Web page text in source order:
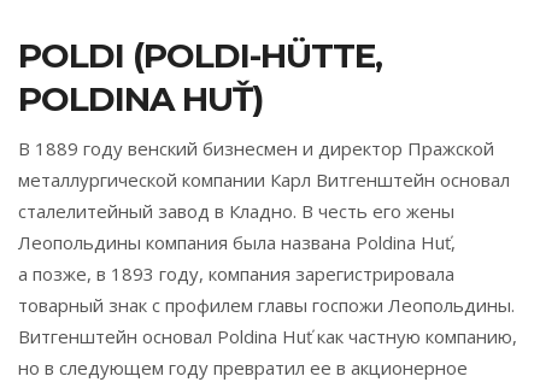
POLDI (POLDI-HÜTTE,
POLDINA HUŤ)
В 1889 году венский бизнесмен и директор Пражской
металлургической компании Карл Витгенштейн основал
сталелитейный завод в Кладно. В честь его жены
Леопольдины компания была названа Poldina Huť,
а позже, в 1893 году, компания зарегистрировала
товарный знак с профилем главы госпожи Леопольдины.
Витгенштейн основал Poldina Huť как частную компанию,
но в следующем году превратил ее в акционерное